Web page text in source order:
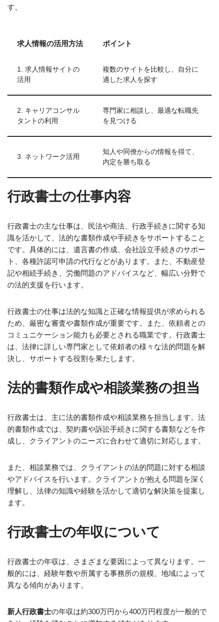
す。
求人情報の活用方法 ポイント
1. 求人情報サイトの
活用
複数のサイトを比較し、自分に
適した求人を探す
2. キャリアコンサル
タントの利用
専門家に相談し、最適な転職先
を見つける
3. ネットワーク活用
知人や同僚からの情報を得て、
内定を勝ち取る
行政書士の仕事内容
行政書士の主な仕事は、民法や商法、行政手続きに関する知
識を活かして、法的な書類作成や手続きをサポートすること
です。具体的には、遺言書の作成、会社設立手続きのサポー
ト、各種許認可申請の代行などがあります。また、不動産登
記や相続手続き、労働問題のアドバイスなど、幅広い分野で
の法的支援を行います。
行政書士の仕事は法的な知識と正確な情報提供が求められる
ため、厳密な審査や書類作成が重要です。また、依頼者との
コミュニケーション能力も必要とされる職業です。行政書士
は、法律に詳しい専門家として依頼者の様々な法的問題を解
決し、サポートする役割を果たします。
法的書類作成や相談業務の担当
行政書士は、主に法的書類作成や相談業務を担当します。法
的書類作成では、契約書や訴訟手続きに関する書類などを作
成し、クライアントのニーズに合わせて適切に対応します。
また、相談業務では、クライアントの法的問題に対する相談
やアドバイスを行います。クライアントが抱える問題を深く
理解し、法律の知識や経験を活かして適切な解決策を提案し
ます。
行政書士の年収について
行政書士の年収は、さまざまな要因によって異なります。一
般的には、経験年数や所属する事務所の規模、地域によって
異なる傾向があります。
新人行政書士の年収は約300万円から400万円程度が一般的で